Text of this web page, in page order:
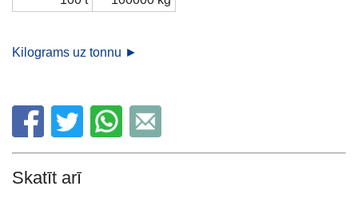
Kilograms uz tonnu ►
Skatīt arī